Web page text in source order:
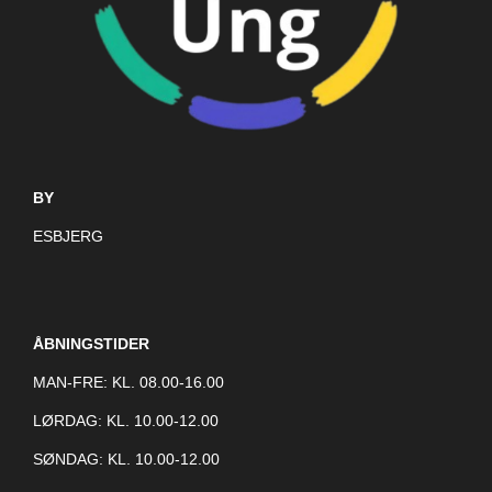
BY
ESBJERG
ÅBNINGSTIDER
MAN-FRE: KL. 08.00-16.00
LØRDAG: KL. 10.00-12.00
SØNDAG: KL. 10.00-12.00